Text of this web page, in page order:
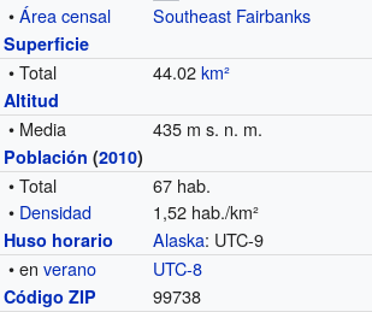
•Área censal Southeast Fairbanks
Superficie
• Total 44.02km²
Altitud
• Media 435 m s. n. m.
Población (2010)
• Total
67 hab.
• Densidad 1,52 hab./km²
Huso horario Alaska: UTC-9
• enverano UTC-8
Código ZIP 99738